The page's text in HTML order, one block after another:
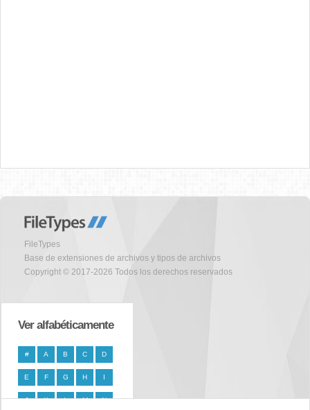
FileTypes
Base de extensiones de archivos y tipos de archivos
Copyright © 2017-2026 Todos los derechos reservados
Ver alfabéticamente
# A B C D
E F G H I
J K L M N